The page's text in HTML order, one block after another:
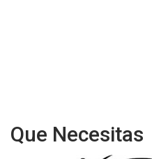
Que Necesitas